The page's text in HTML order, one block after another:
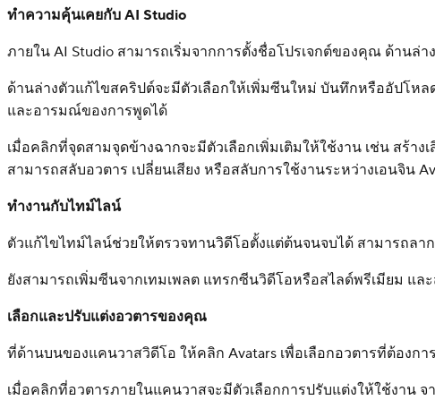
ทำความคุ้นเคยกับ AI Studio
ภายใน AI Studio สามารถเริ่มจากการตั้งชื่อโปรเจกต์ของคุณ ด้าน
ด้านล่างตัวแก้ไขสคริปต์จะมีตัวเลือกให้เพิ่มซีนใหม่ บันทึกหรืออัปโหล
และอารมณ์ของการพูดได้
เมื่อคลิกที่จุดสามจุดข้างฉากจะมีตัวเลือกเพิ่มเติมให้ใช้งาน เช่น สร้า
สามารถสลับอวตาร เปลี่ยนเสียง หรือสลับการใช้งานระหว่างเอนจิน
ทำงานกับไทม์ไลน์
ตัวแก้ไขไทม์ไลน์ช่วยให้ตรวจทานวิดีโอตั้งแต่ต้นจนจบได้ สามารถลา
ยังสามารถเพิ่มซีนจากเทมเพลต แทรกซีนวิดีโอหรือสไลด์พรีเมียม แ
เลือกและปรับแต่งอวตารของคุณ
ที่ด้านบนของแคนวาสวิดีโอ ให้คลิก Avatars เพื่อเลือกอวตารที่ต้องก
เมื่อคลิกที่อวตารภายในแคนวาสจะมีตัวเลือกการปรับแต่งให้ใช้งาน